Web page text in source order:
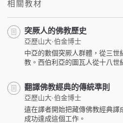
相關教材
突厥人的佛教歷史
亞歷山大·伯金博士
中亞的數個突厥人群體，從三
教。西伯利亞的圖瓦人從十八世
翻譯佛教經典的傳統準則
亞歷山大·伯金博士
遠在譯者開始把藏傳佛教經典譯
成功達成這個工作。